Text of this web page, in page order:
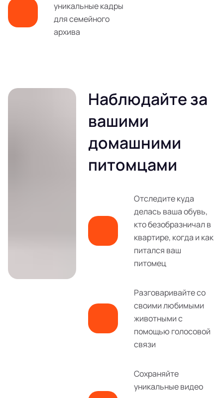
уникальные кадры
для семейного
архива
Наблюдайте за
вашими
домашними
питомцами
Отследите куда
делась ваша обувь,
кто безобразничал в
квартире, когда и как
питался ваш
питомец
Разговаривайте со
своими любимыми
животными с
помощью голосовой
связи
Сохраняйте
уникальные видео